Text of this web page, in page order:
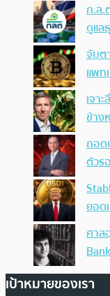
ก.ล.
ดูแล
จับต
แพท
เจา
ข้าง
ถอด
ตัวร
ยอด
ศาล
เป้าหมายของเรา